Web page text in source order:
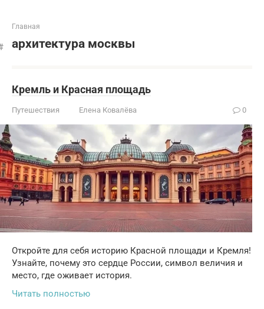
Главная
архитектура москвы
Кремль и Красная площадь
Путешествия Елена Ковалёва 0
Откройте для себя историю Красной площади и Кремля!
Узнайте, почему это сердце России, символ величия и
место, где оживает история.
Читать полностью